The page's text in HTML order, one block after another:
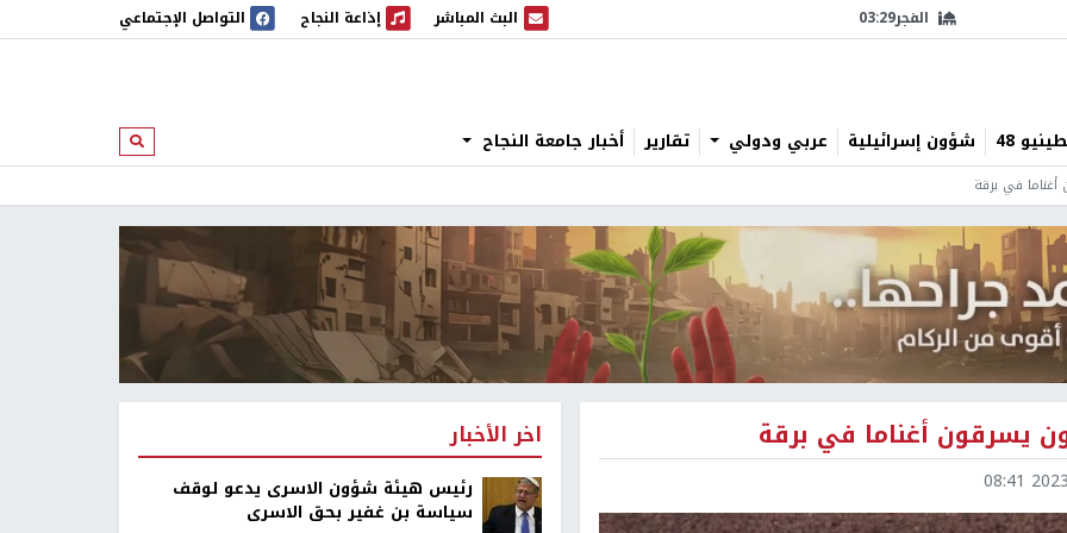
الفجر03:29 البث المباشر
البث المباشر إذاعة النجاح
إذاعة النجاح التواصل الإجتماعي
48 شؤون إسرائيلية عربي ودولي تقارير أخبار جامعة النجاح ابحث
في برقة
يسرقون أغناما في برقة
2023-
اخر الأخبار
رئيس هيئة شؤون الاسرى يدعو لوقف
سياسة بن غفير بحق الاسرى